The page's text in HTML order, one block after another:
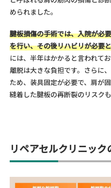
められました。
腱板損傷の手術では、入院が必
を行い、その後リハビリが必要
には、半年はかかると言われて
離脱は大きな負担です。さらに
ため、装具固定が必要で、肩が
縫着した腱板の再断裂のリスクも
リペアセルクリニック